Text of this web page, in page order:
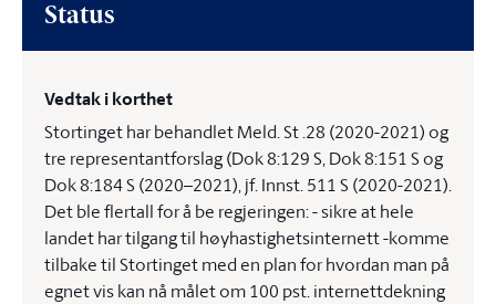
Status
Vedtak i korthet
Stortinget har behandlet Meld. St .28 (2020-2021) og
tre representantforslag (Dok 8:129 S, Dok 8:151 S og
Dok 8:184 S (2020–2021), jf. Innst. 511 S (2020-2021).
Det ble flertall for å be regjeringen: - sikre at hele
landet har tilgang til høyhastighetsinternett -komme
tilbake til Stortinget med en plan for hvordan man på
egnet vis kan nå målet om 100 pst. internettdekning